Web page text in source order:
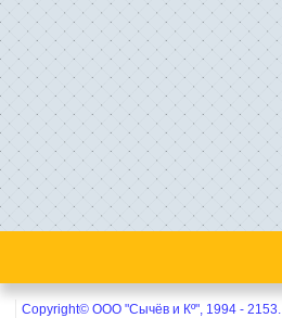
Copyright© ООО "Сычёв и Кº", 1994 - 2153.